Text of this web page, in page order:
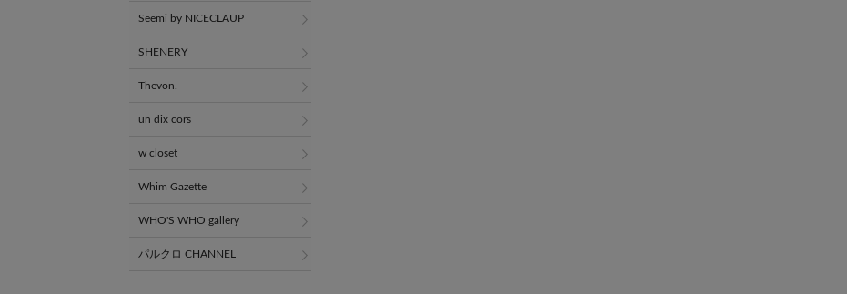
Seemi by NICECLAUP
SHENERY
Thevon.
un dix cors
w closet
Whim Gazette
WHO'S WHO gallery
パルクロ CHANNEL